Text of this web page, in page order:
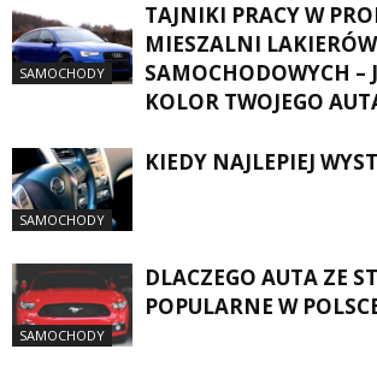
SAMOCHODY
TAJNIKI PRACY W
MIESZALNI LAKIERÓW
SAMOCHODOWYCH –
KOLOR TWOJEGO
SAMOCHODY
KIEDY NAJLEPIEJ
SAMOCHODY
DLACZEGO AUTA ZE
POPULARNE W